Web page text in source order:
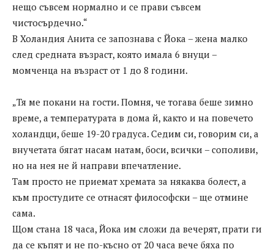
нещо съвсем нормално и се прави съвсем
чистосърдечно.“
В Холандия Анита се запознава с Йока – жена малко
след средната възраст, която имала 6 внуци –
момченца на възраст от 1 до 8 години.
„Тя ме покани на гости. Помня, че тогава беше зимно
време, а температурата в дома й, както и на повечето
холандци, беше 19-20 градуса. Седим си, говорим си, а
внучетата бягат насам натам, боси, всички – сополиви,
но на нея не й направи впечатление.
Там просто не приемат хремата за някаква болест, а
към простудите се отнасят философски – ще отмине
сама.
Щом стана 18 часа, Йока им сложи да вечерят, прати ги
да се къпят и не по-късно от 20 часа вече бяха по